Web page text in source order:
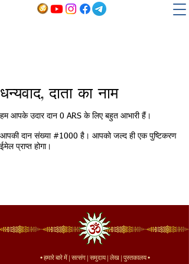
धन्यवाद, दाता का नाम
हम आपके उदार दान 0 ARS के लिए बहुत आभारी हैं।
आपकी दान संख्या #1000 है। आपको जल्द ही एक पुष्टिकरण
ईमेल प्राप्त होगा।
•हमारे बारे में | सत्संग | समुदाय| लेख | पुस्तकालय•